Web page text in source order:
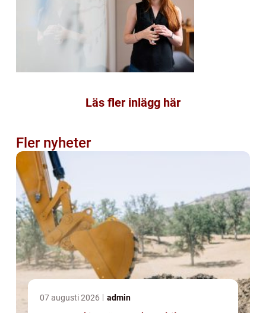
Läs fler inlägg här
Fler nyheter
07 augusti 2026 admin